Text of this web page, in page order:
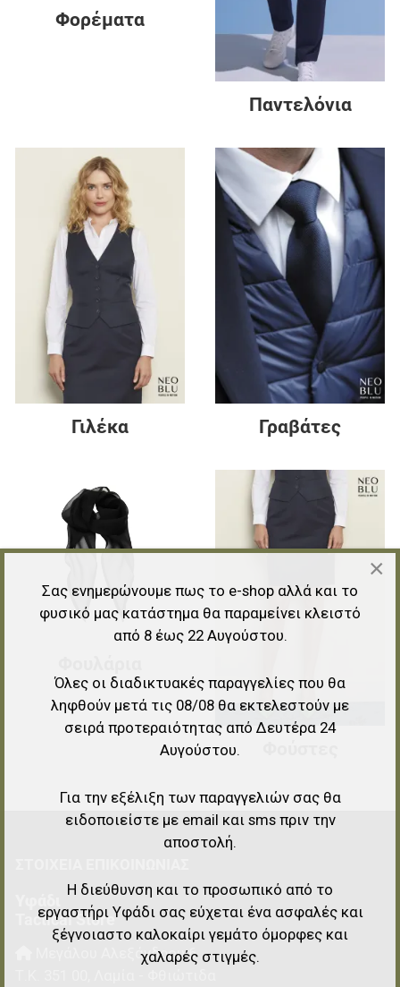
Φορέματα
Παντελόνια
Γιλέκα Γραβάτες
Tactical Store
Μεγάλου Αλεξάνδρου 6
×
Σας ενημερώνουμε πως το e-shop αλλά και το
φυσικό μας κατάστημα θα παραμείνει κλειστό
από 8 έως 22 Αυγούστου.
Όλες οι διαδικτυακές παραγγελίες που θα
ληφθούν μετά τις 08/08 θα εκτελεστούν με
σειρά προτεραιότητας από Δευτέρα 24
Αυγούστου.
Για την εξέλιξη των παραγγελιών σας θα
ειδοποιείστε με email και sms πριν την
αποστολή.
Η διεύθυνση και το προσωπικό από το
εργαστήρι Υφάδι σας εύχεται ένα ασφαλές και
ξέγνοιαστο καλοκαίρι γεμάτο όμορφες και
χαλαρές στιγμές.